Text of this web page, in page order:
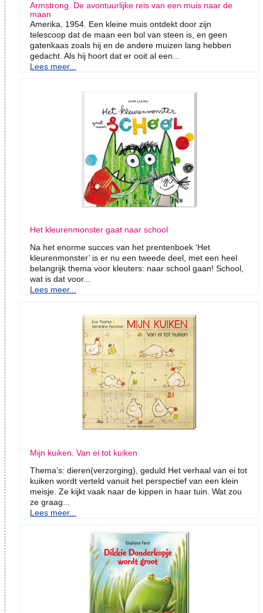
Armstrong. De avontuurlijke reis van een muis naar de
maan
Amerika, 1954. Een kleine muis ontdekt door zijn
telescoop dat de maan een bol van steen is, en geen
gatenkaas zoals hij en de andere muizen lang hebben
gedacht. Als hij hoort dat er ooit al een...
Lees meer...
Het kleurenmonster gaat naar school
Na het enorme succes van het prentenboek ‘Het
kleurenmonster’ is er nu een tweede deel, met een heel
belangrijk thema voor kleuters: naar school gaan! School,
wat is dat voor...
Lees meer...
Mijn kuiken. Van ei tot kuiken
Thema’s: dieren(verzorging), geduld Het verhaal van ei tot
kuiken wordt verteld vanuit het perspectief van een klein
meisje. Ze kijkt vaak naar de kippen in haar tuin. Wat zou
ze graag...
Lees meer...